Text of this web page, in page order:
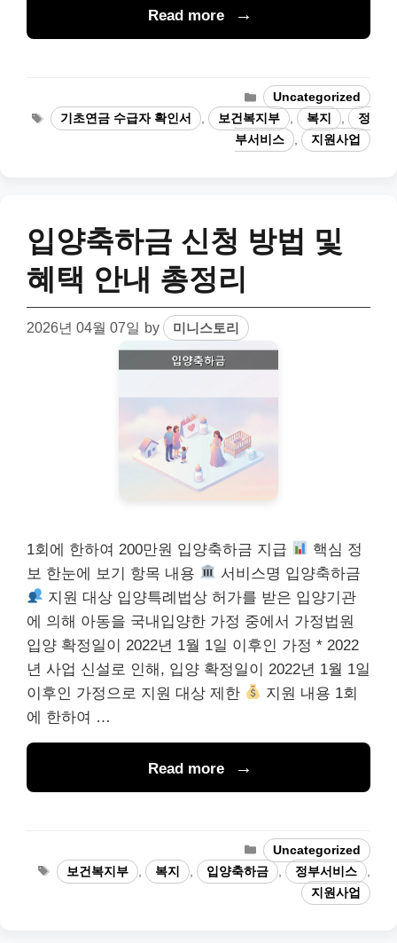
Read more
Categories
Uncategorized
Tags기초연금 수급자 확인서 , 보건복지부 , 복지 ,
정
부서비스
, 지원사업
입양축하금 신청 방법 및
혜택 안내 총정리
2026년 04월 07일 by 미니스토리
1회에 한하여 200만원 입양축하금 지급
핵심 정
보 한눈에 보기 항목 내용
서비스명 입양축하금
지원 대상 입양특례법상 허가를 받은 입양기관
에 의해 아동을 국내입양한 가정 중에서 가정법원
입양 확정일이 2022년 1월 1일 이후인 가정 * 2022
년 사업 신설로 인해, 입양 확정일이 2022년 1월 1일
이후인 가정으로 지원 대상 제한
지원 내용 1회
에 한하여 …
Read more
Categories
Uncategorized
Tags보건복지부 복지 입양축하금 정부서비스
지원사업